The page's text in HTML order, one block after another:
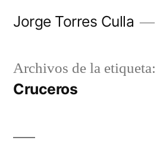
Jorge Torres Culla
Archivos de la etiqueta:
Cruceros